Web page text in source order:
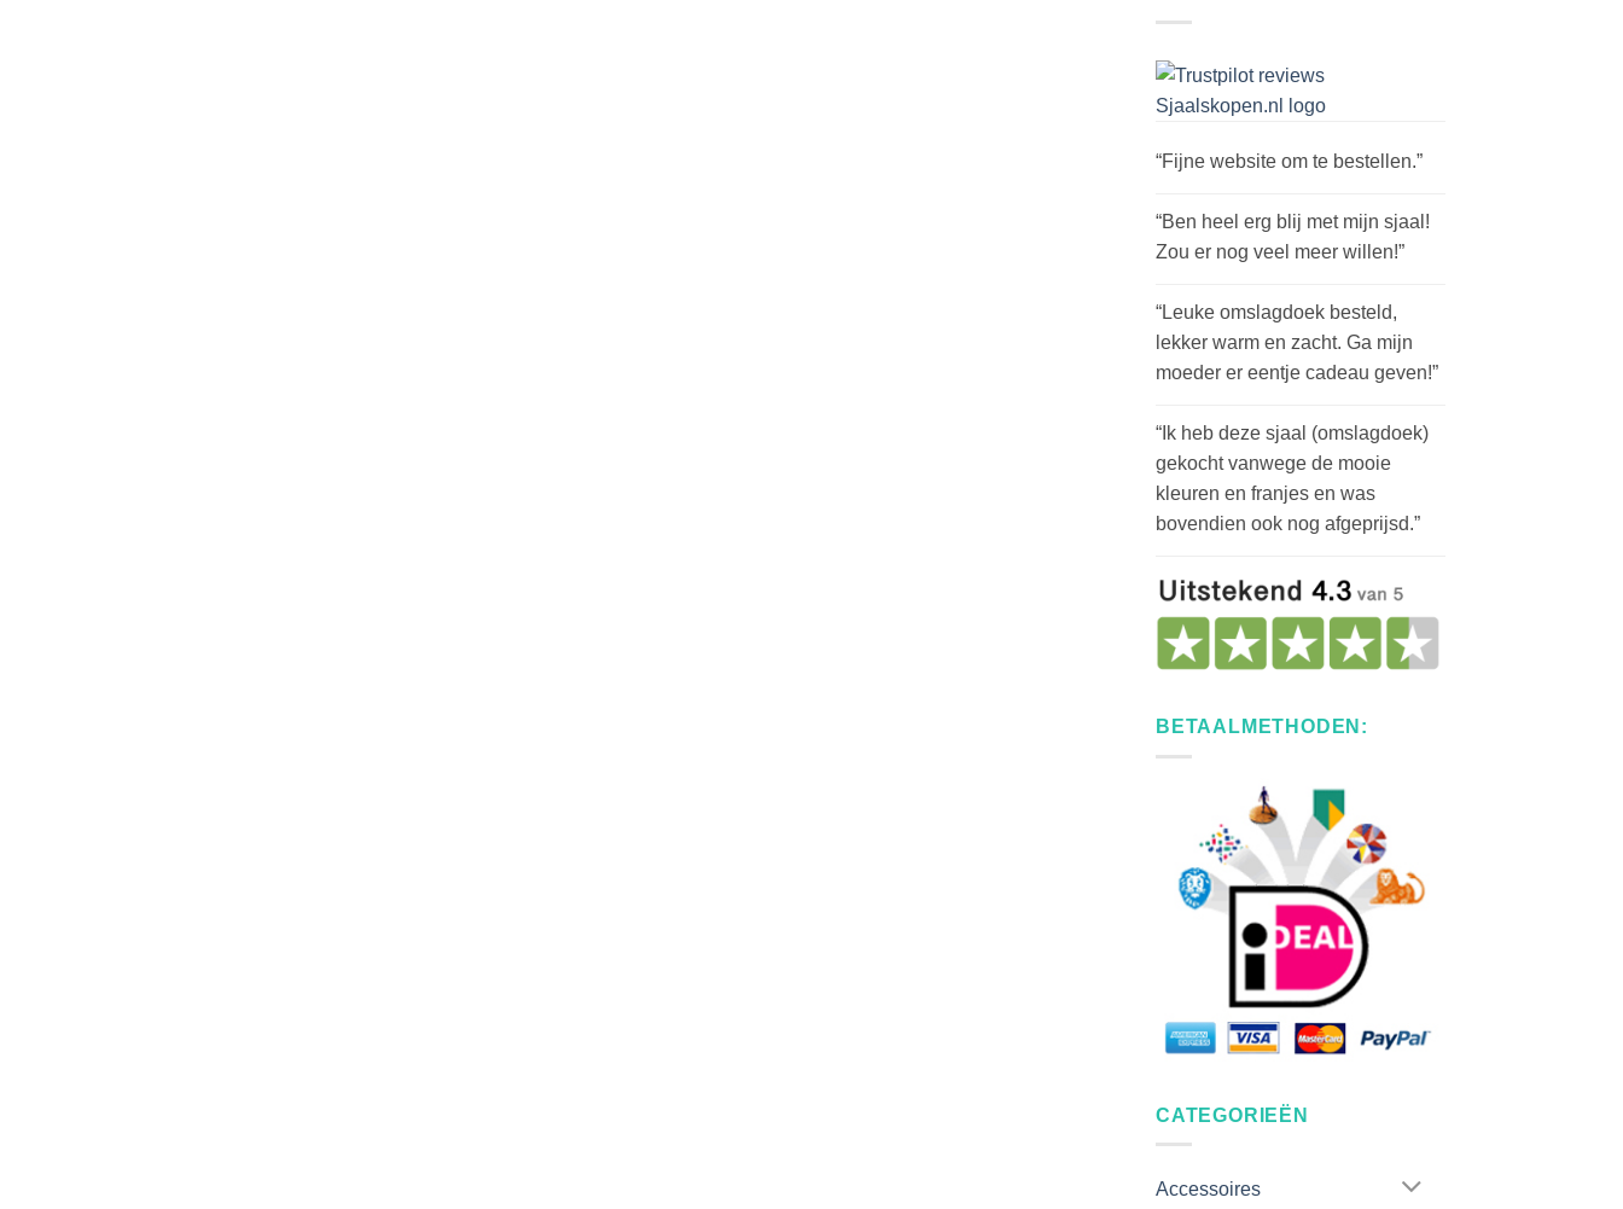
“Fijne website om te bestellen.”
“Ben heel erg blij met mijn sjaal!
Zou er nog veel meer willen!”
“Leuke omslagdoek besteld,
lekker warm en zacht. Ga mijn
moeder er eentje cadeau geven!”
“Ik heb deze sjaal (omslagdoek)
gekocht vanwege de mooie
kleuren en franjes en was
bovendien ook nog afgeprijsd.”
BETAALMETHODEN:
CATEGORIEËN
Accessoires